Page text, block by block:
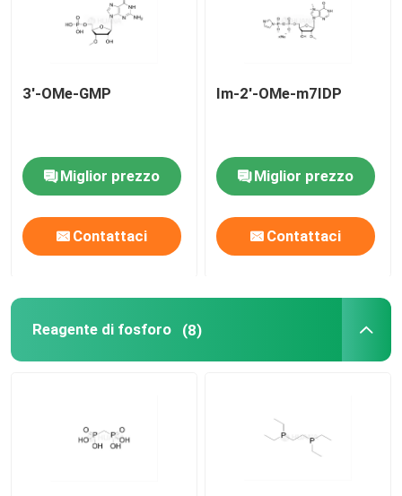
Servizio doganale
3'-OMe-GMP
Miglior prezzo
Contattaci
Im-2'-OMe-m7IDP
Miglior prezzo
Contattaci
Reagente di fosforo (8)